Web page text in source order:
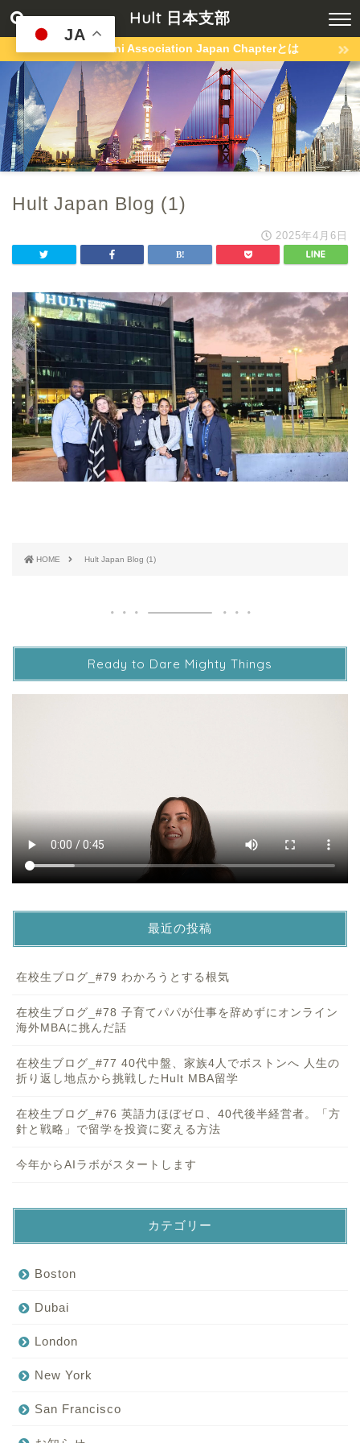
Hult 日本支部
Hult Alumni Association Japan Chapterとは
Hult Japan Blog (1)
2025年4月6日
HOME Hult Japan Blog (1)
Ready to Dare Mighty Things
最近の投稿
在校生ブログ_#79 わかろうとする根気
在校生ブログ_#78 子育てパパが仕事を辞めずにオンライン
海外MBAに挑んだ話
在校生ブログ_#77 40代中盤、家族4人でボストンへ 人生の
折り返し地点から挑戦したHult MBA留学
在校生ブログ_#76 英語力ほぼゼロ、40代後半経営者。「方
針と戦略」で留学を投資に変える方法
今年からAIラボがスタートします
カテゴリー
Boston
Dubai
London
New York
San Francisco
JA